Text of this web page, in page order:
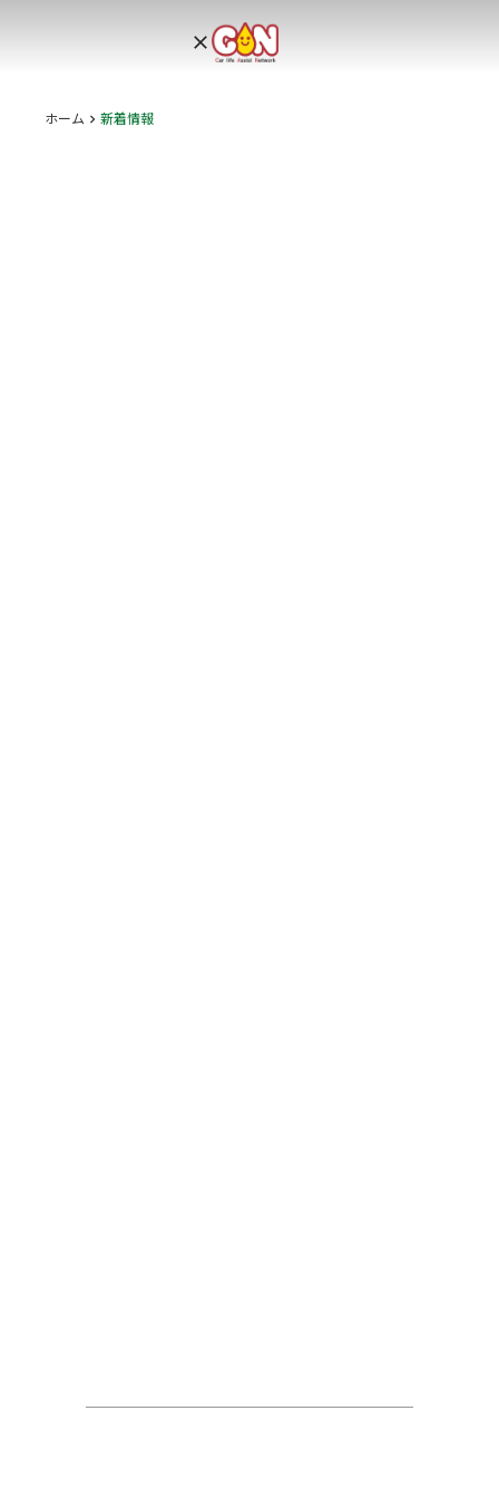
ホーム keyboard_arrow_right 新着情報
clear